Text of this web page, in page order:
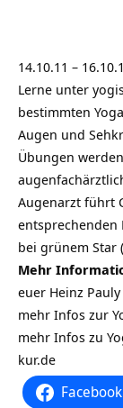
14.10.11 –
Lerne unter
bestimmten
Augen und
Übungen
Augenarzt führt
entsprechenden
bei grünem Star
Mehr
euer Heinz Pauly
mehr Infos zur
mehr Infos zu
kur.de
Facebook